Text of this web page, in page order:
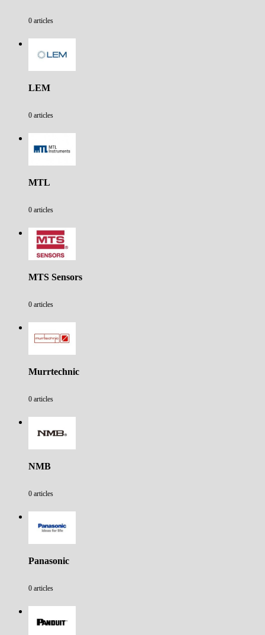
0 articles
LEM
0 articles
MTL
0 articles
MTS Sensors
0 articles
Murrtechnic
0 articles
NMB
0 articles
Panasonic
0 articles